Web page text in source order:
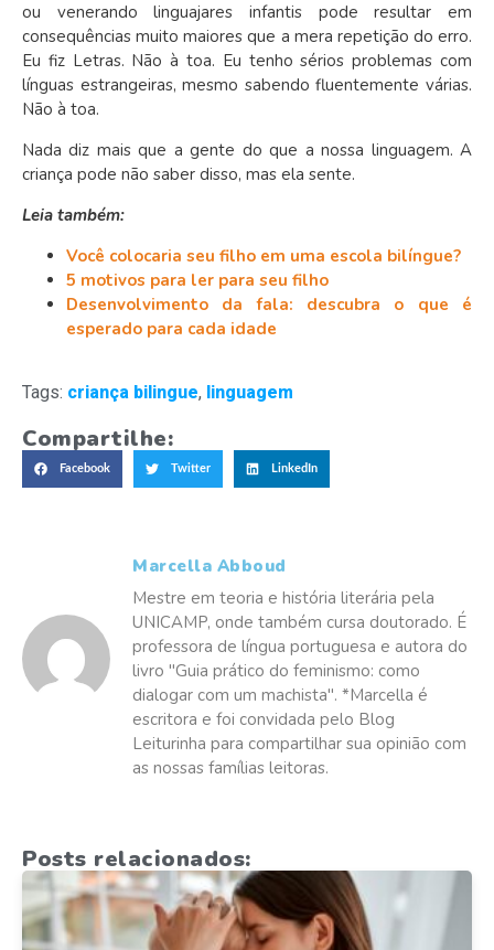
ou venerando linguajares infantis pode resultar em
consequências muito maiores que a mera repetição do erro.
Eu fiz Letras. Não à toa. Eu tenho sérios problemas com
línguas estrangeiras, mesmo sabendo fluentemente várias.
Não à toa.
Nada diz mais que a gente do que a nossa linguagem. A
criança pode não saber disso, mas ela sente.
Leia também:
Você colocaria seu filho em uma escola bilíngue?
5 motivos para ler para seu filho
Desenvolvimento da fala: descubra o que é
esperado para cada idade
Tags: criança bilingue, linguagem
Compartilhe:
Facebook Twitter LinkedIn
Marcella Abboud
Mestre em teoria e história literária pela
UNICAMP, onde também cursa doutorado. É
professora de língua portuguesa e autora do
livro "Guia prático do feminismo: como
dialogar com um machista". *Marcella é
escritora e foi convidada pelo Blog
Leiturinha para compartilhar sua opinião com
as nossas famílias leitoras.
Posts relacionados: